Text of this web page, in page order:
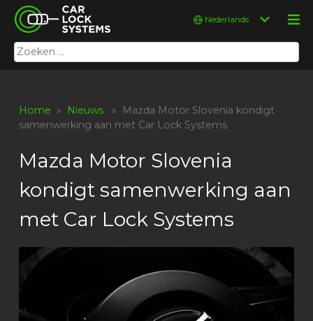
Skip
content
Car Lock Systems
Car Lock Systems
Zoeken
naar:
Kies
taal
Home » Nieuws » Mazda Motor Slovenia kondigt
samenwerking aan met Car Lock Systems
Mazda Motor Slovenia
kondigt samenwerking aan
met Car Lock Systems